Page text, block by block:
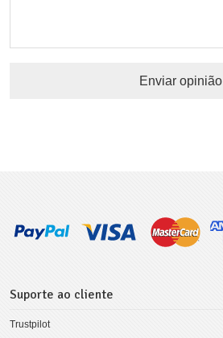
Enviar opinião
Suporte ao cliente
Trustpilot